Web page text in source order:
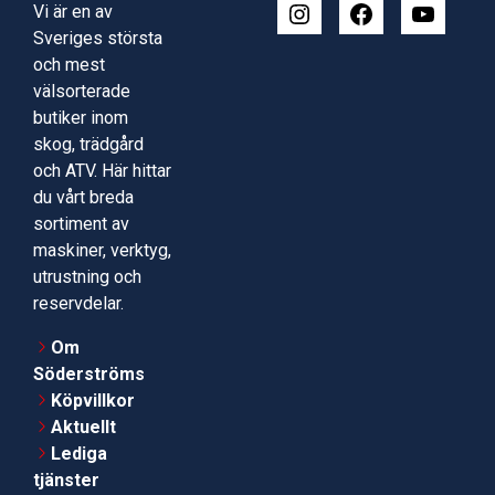
Vi är en av
Sveriges största
och mest
välsorterade
butiker inom
skog, trädgård
och ATV. Här hittar
du vårt breda
sortiment av
maskiner, verktyg,
utrustning och
reservdelar.
Om
Söderströms
Köpvillkor
Aktuellt
Lediga
tjänster